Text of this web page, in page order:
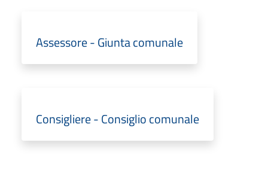
Assessore - Giunta comunale
Consigliere - Consiglio comunale